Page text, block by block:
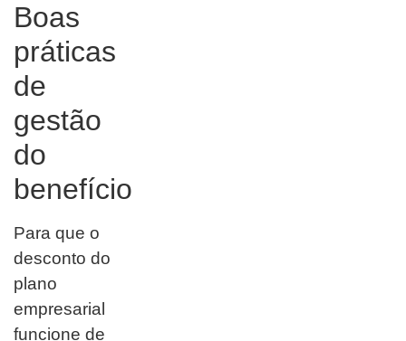
Boas
práticas
de
gestão
do
benefício
Para que o
desconto do
plano
empresarial
funcione de